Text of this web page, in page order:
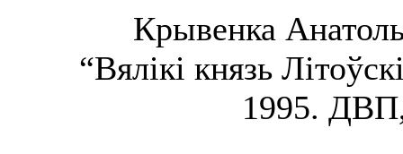
Крывенка
“Вялікі князь
1995.